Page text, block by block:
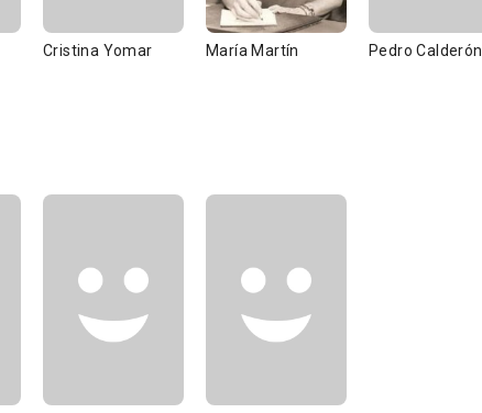
Cristina Yomar María Martín Pedro Calderón